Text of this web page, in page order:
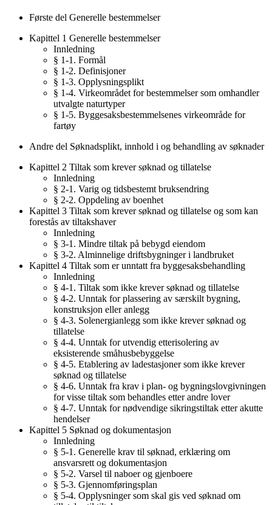
Første del Generelle bestemmelser
Kapittel 1 Generelle bestemmelser
Innledning
§ 1-1. Formål
§ 1-2. Definisjoner
§ 1-3. Opplysningsplikt
§ 1-4. Virkeområdet for bestemmelser som omhandler
utvalgte naturtyper
§ 1-5. Byggesaksbestemmelsenes virkeområde for
fartøy
Andre del Søknadsplikt, innhold i og behandling av søknader
Kapittel 2 Tiltak som krever søknad og tillatelse
Innledning
§ 2-1. Varig og tidsbestemt bruksendring
§ 2-2. Oppdeling av boenhet
Kapittel 3 Tiltak som krever søknad og tillatelse og som kan
forestås av tiltakshaver
Innledning
§ 3-1. Mindre tiltak på bebygd eiendom
§ 3-2. Alminnelige driftsbygninger i landbruket
Kapittel 4 Tiltak som er unntatt fra byggesaksbehandling
Innledning
§ 4-1. Tiltak som ikke krever søknad og tillatelse
§ 4-2. Unntak for plassering av særskilt bygning,
konstruksjon eller anlegg
§ 4-3. Solenergianlegg som ikke krever søknad og
tillatelse
§ 4-4. Unntak for utvendig etterisolering av
eksisterende småhusbebyggelse
§ 4-5. Etablering av ladestasjoner som ikke krever
søknad og tillatelse
§ 4-6. Unntak fra krav i plan- og bygningslovgivningen
for visse tiltak som behandles etter andre lover
§ 4-7. Unntak for nødvendige sikringstiltak etter akutte
hendelser
Kapittel 5 Søknad og dokumentasjon
Innledning
§ 5-1. Generelle krav til søknad, erklæring om
ansvarsrett og dokumentasjon
§ 5-2. Varsel til naboer og gjenboere
§ 5-3. Gjennomføringsplan
§ 5-4. Opplysninger som skal gis ved søknad om